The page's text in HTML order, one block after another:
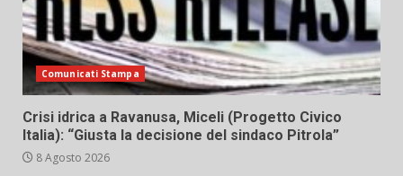
Comunicati Stampa
Crisi idrica a Ravanusa, Miceli (Progetto Civico
Italia): “Giusta la decisione del sindaco Pitrola”
8 Agosto 2026